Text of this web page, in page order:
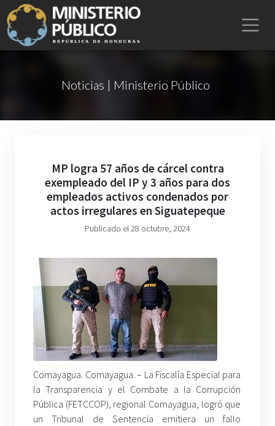
Noticias | Ministerio Público
MP logra 57 años de cárcel contra
exempleado del IP y 3 años para dos
empleados activos condenados por
actos irregulares en Siguatepeque
Publicado el 28 octubre, 2024
Comayagua. Comayagua. – La Fiscalía Especial para
la Transparencia y el Combate a la Corrupción
Pública (FETCCOP), regional Comayagua, logró que
un Tribunal de Sentencia emitiera un fallo